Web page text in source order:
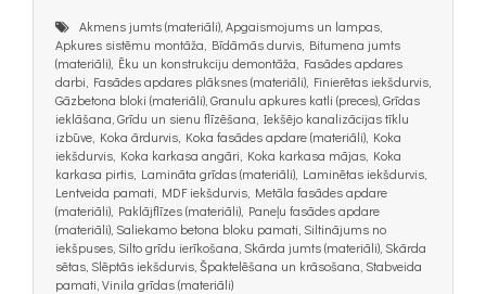
Akmens jumts (materiāli), Apgaismojums un lampas,
Apkures sistēmu montāža, Bīdāmās durvis, Bitumena jumts
(materiāli), Ēku un konstrukciju demontāža, Fasādes apdares
darbi, Fasādes apdares plāksnes (materiāli), Finierētas iekšdurvis,
Gāzbetona bloki (materiāli), Granulu apkures katli (preces), Grīdas
ieklāšana, Grīdu un sienu flīzēšana, Iekšējo kanalizācijas tīklu
izbūve, Koka ārdurvis, Koka fasādes apdare (materiāli), Koka
iekšdurvis, Koka karkasa angāri, Koka karkasa mājas, Koka
karkasa pirtis, Lamināta grīdas (materiāli), Laminētas iekšdurvis,
Lentveida pamati, MDF iekšdurvis, Metāla fasādes apdare
(materiāli), Paklājflīzes (materiāli), Paneļu fasādes apdare
(materiāli), Saliekamo betona bloku pamati, Siltinājums no
iekšpuses, Silto grīdu ierīkošana, Skārda jumts (materiāli), Skārda
sētas, Slēptās iekšdurvis, Špaktelēšana un krāsošana, Stabveida
pamati, Vinila grīdas (materiāli)